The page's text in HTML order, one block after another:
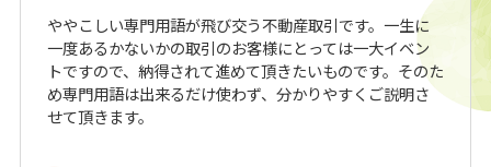
ややこしい専門用語が飛び交う不動産取引です。一生に
一度あるかないかの取引のお客様にとっては一大イベン
トですので、納得されて進めて頂きたいものです。そのた
め専門用語は出来るだけ使わず、分かりやすくご説明さ
せて頂きます。